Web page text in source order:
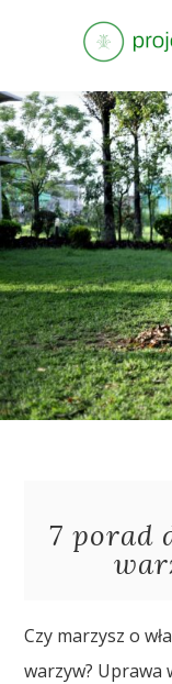
7 porad
Czy marzysz o
warzyw? Uprawa